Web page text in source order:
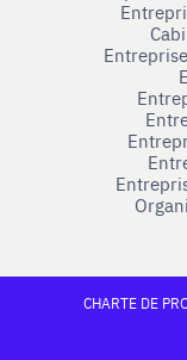
CHARTE DE